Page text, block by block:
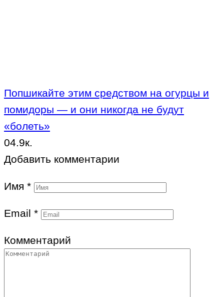
Попшикайте этим средством на огурцы и
помидоры — и они никогда не будут
«болеть»
04.9к.
Добавить комментарии
Имя *
Email *
Комментарий